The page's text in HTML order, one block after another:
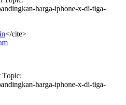
harga-iphone-x-di-tiga-
</cite>
harga-iphone-x-di-tiga-